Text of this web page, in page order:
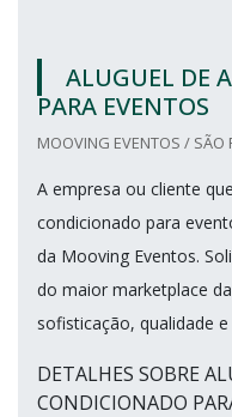
ALUGUEL DE
PARA EVENTOS
MOOVING EVENTOS / SÃO
A empresa ou cliente
condicionado para
da Mooving Eventos.
do maior marketplace
sofisticação, qualidade
DETALHES SOBRE
CONDICIONADO